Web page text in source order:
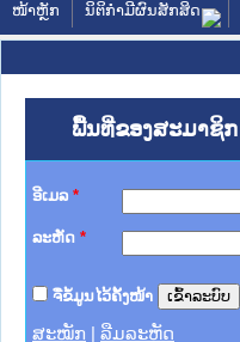
ໜ້າຫຼັກ ນິຕິກໍາມີຜົນສັກສິດ
ພື້ນທີ່ຂອງສະມາຊິກ
ອີເມລ *
ລະຫັດ *
ຈື່ຂໍ້ມູນໄວ້ຄັ້ງໜ້າ
ສະໝັກ ລືມລະຫັດ